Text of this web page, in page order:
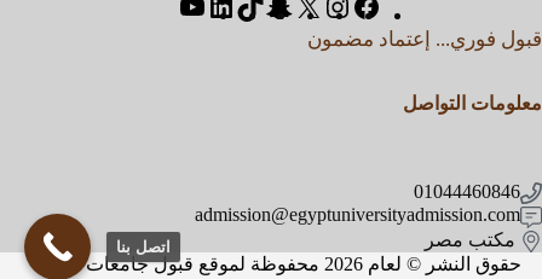
قبول فوري... إعتماد مضمون
معلومات التواصل
01044460846
admission@egyptuniversityadmission.com
مكتب مصر
حقوق النشر © لعام 2026 محفوظة لموقع قبول جامعات
اتصل بنا